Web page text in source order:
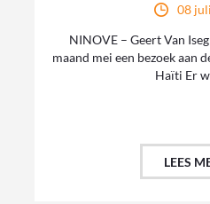
08
NINOVE – Geert Van
maand mei een bezoek aan
Haïti Er
LEES